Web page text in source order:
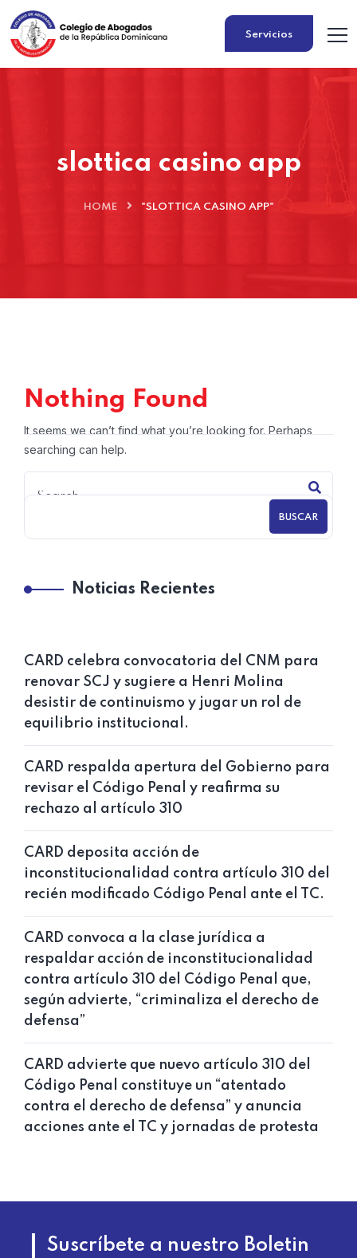
Servicios
slottica casino app
HOME "SLOTTICA CASINO APP"
Nothing Found
It seems we can’t find what you’re looking for. Perhaps
searching can help.
BUSCAR
Noticias Recientes
CARD celebra convocatoria del CNM para
renovar SCJ y sugiere a Henri Molina
desistir de continuismo y jugar un rol de
equilibrio institucional.
CARD respalda apertura del Gobierno para
revisar el Código Penal y reafirma su
rechazo al artículo 310
CARD deposita acción de
inconstitucionalidad contra artículo 310 del
recién modificado Código Penal ante el TC.
CARD convoca a la clase jurídica a
respaldar acción de inconstitucionalidad
contra artículo 310 del Código Penal que,
según advierte, “criminaliza el derecho de
defensa”
CARD advierte que nuevo artículo 310 del
Código Penal constituye un “atentado
contra el derecho de defensa” y anuncia
acciones ante el TC y jornadas de protesta
Suscríbete a nuestro Boletin